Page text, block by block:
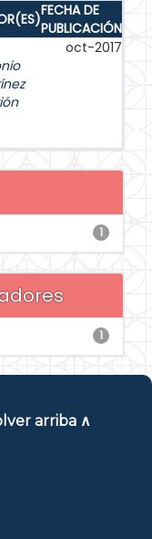
FECHA DE
PUBLICACIÓN
oct-2017
1
1
arriba ∧